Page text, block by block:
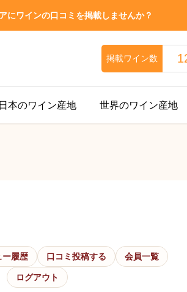
にワインの口コミを掲載しませんか？
掲載ワイン数
日本のワイン産地 世界のワイン産地
ー履歴 口コミ投稿する 会員一覧
ログアウト